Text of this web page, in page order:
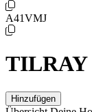
A41VMJ
TILRAY
Hinzufügen